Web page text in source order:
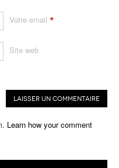
Votre email *
Site web
Learn how your comment